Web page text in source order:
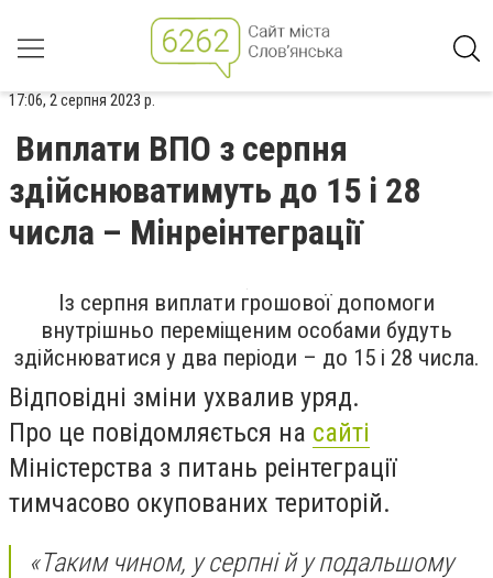
17:06, 2 серпня 2023 р.
Виплати ВПО з серпня
здійснюватимуть до 15 і 28
числа – Мінреінтеграції
Із серпня виплати грошової допомоги
внутрішньо переміщеним особами будуть
здійснюватися у два періоди – до 15 і 28 числа.
Відповідні зміни ухвалив уряд.
Про це повідомляється на сайті
Міністерства з питань реінтеграції
тимчасово окупованих територій.
«Таким чином, у серпні й у подальшому